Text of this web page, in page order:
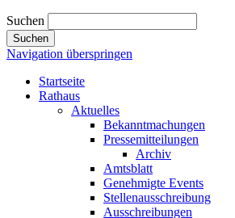
Suchen
Suchen
Navigation überspringen
Startseite
Rathaus
Aktuelles
Bekanntmachungen
Pressemitteilungen
Archiv
Amtsblatt
Genehmigte Events
Stellenausschreibung
Ausschreibungen